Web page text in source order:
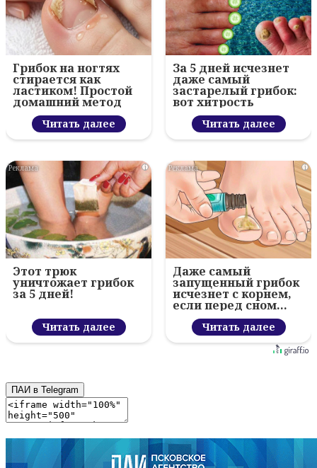
Грибок на ногтях
стирается как
ластиком! Простой
домашний метод
Читать далее
За 5 дней исчезнет
даже самый
застарелый грибок:
вот хитрость
Читать далее
i
Этот трюк
уничтожает грибок
за 5 дней!
Читать далее
i
Даже самый
запущенный грибок
исчезнет с корнем,
если перед сном…
Читать далее
ПАИ в Telegram